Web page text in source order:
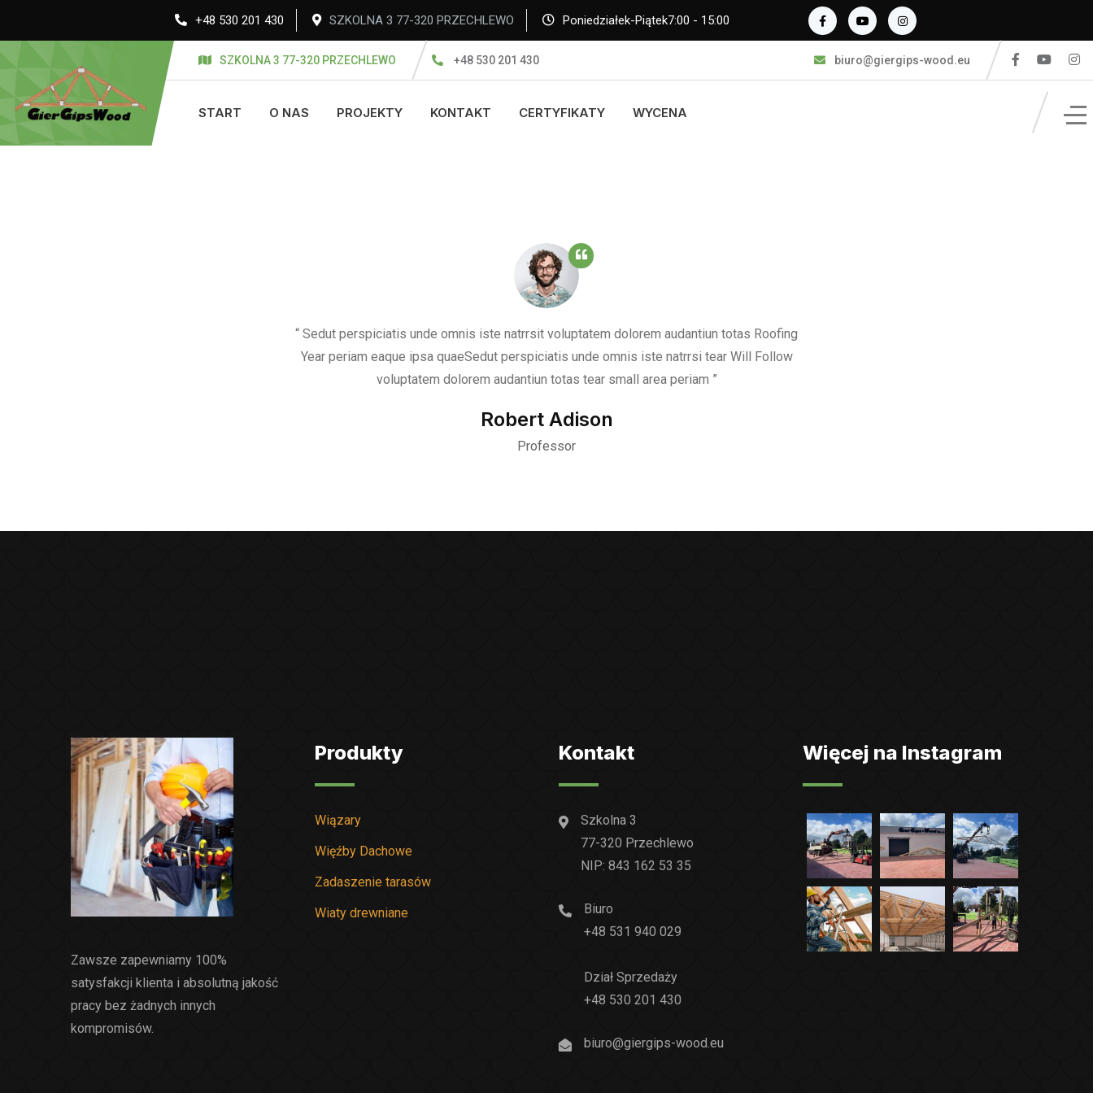
+48 530 201 430 SZKOLNA 3 77-320 PRZECHLEWO Poniedziałek-Piątek7:00 - 15:00
SZKOLNA 3 77-320 PRZECHLEWO +48 530 201 430 biuro@giergips-wood.eu
START O NAS PROJEKTY KONTAKT CERTYFIKATY WYCENA
“ Sedut perspiciatis unde omnis iste natrrsit voluptatem dolorem audantiun totas Roofing
Year periam eaque ipsa quaeSedut perspiciatis unde omnis iste natrrsi tear Will Follow
voluptatem dolorem audantiun totas tear small area periam ”
Robert Adison
Professor
Zawsze zapewniamy 100%
satysfakcji klienta i absolutną jakość
pracy bez żadnych innych
kompromisów.
Produkty
Wiązary
Więźby Dachowe
Zadaszenie tarasów
Wiaty drewniane
Kontakt
Szkolna 3
77-320 Przechlewo
NIP: 843 162 53 35
Biuro
+48 531 940 029
Dział Sprzedaży
+48 530 201 430
biuro@giergips-wood.eu
Więcej na Instagram